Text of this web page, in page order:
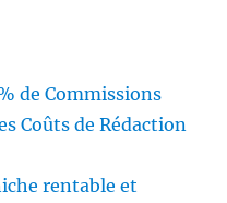
de Commissions
Coûts de Rédaction
rentable et